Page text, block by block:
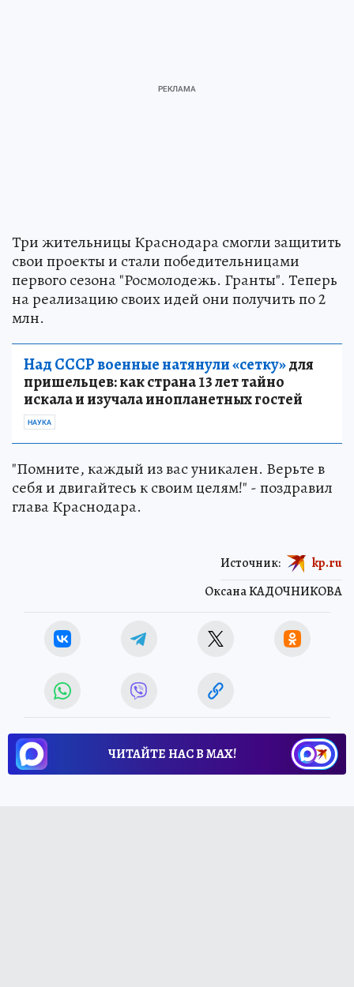
Три жительницы Краснодара смогли защитить
свои проекты и стали победительницами
первого сезона "Росмолодежь. Гранты". Теперь
на реализацию своих идей они получить по 2
млн.
Над СССР военные натянули «сетку»для
пришельцев: как страна 13 лет тайно
искала и изучала инопланетных гостей
НАУКА
"Помните, каждый из вас уникален. Верьте в
себя и двигайтесь к своим целям!" - поздравил
глава Краснодара.
Оксана КАДОЧНИКОВА
Источник: kp.ru
ЧИТАЙТЕ НАС В МАХ!